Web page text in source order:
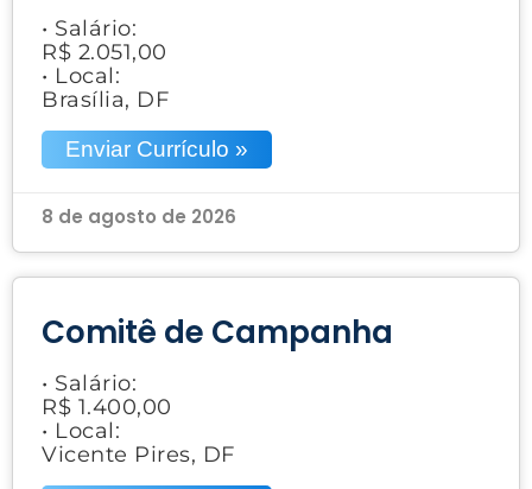
• Salário:
R$ 2.051,00
• Local:
Brasília, DF
Enviar Currículo »
8 de agosto de 2026
Comitê de Campanha
• Salário:
R$ 1.400,00
• Local:
Vicente Pires, DF